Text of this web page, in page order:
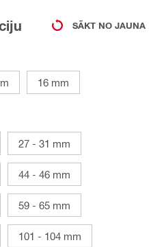
SĀKT NO JAUNA
16 mm
27 - 31 mm
44 - 46 mm
59 - 65 mm
101 - 104 mm